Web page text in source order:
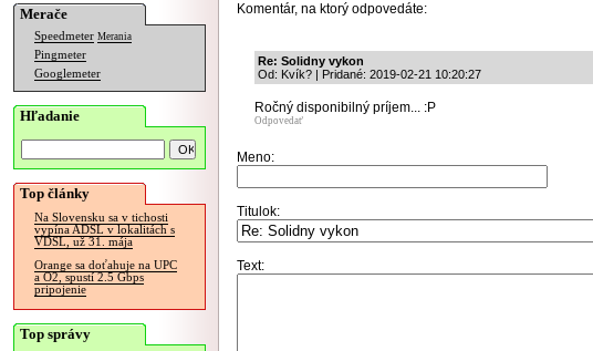
Merače
Speedmeter Merania
Pingmeter
Googlemeter
Hľadanie
Top články
Na Slovensku sa v tichosti
vypína ADSL v lokalitách s
VDSL, už 31. mája
Orange sa doťahuje na UPC
a O2, spustí 2.5 Gbps
pripojenie
Top správy
Komentár, na ktorý odpovedáte:
Re: Solidny vykon
Od: Kvík? | Pridané: 2019-02-21 10:20:27
Ročný disponibilný príjem... :P
Odpovedať
Meno:
Titulok:
Text: